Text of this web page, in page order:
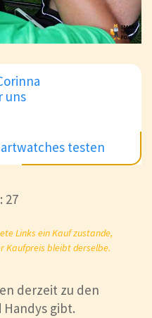
uns
testen
27
Links ein Kauf zustande,
Kaufpreis bleibt derselbe.
derzeit zu den
Handys gibt.